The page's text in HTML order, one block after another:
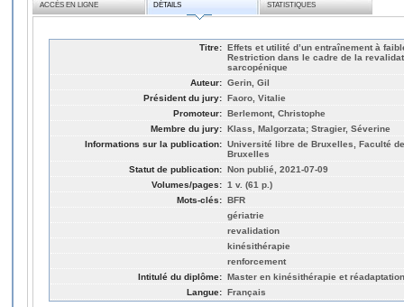
ACCÈS EN LIGNE DÉTAILS STATISTIQUES
Titre: Effets et utilité d’un entraînement à
Restriction dans le cadre de la
sarcopénique
Auteur: Gerin, Gil
Président du jury: Faoro, Vitalie
Promoteur: Berlemont, Christophe
Membre du jury: Klass, Malgorzata; Stragier, Séverine
Informations sur la publication: Université libre de Bruxelles, Faculté
Bruxelles
Statut de publication: Non publié, 2021-07-09
Volumes/pages: 1 v. (61 p.)
Mots-clés: BFR
gériatrie
revalidation
kinésithérapie
renforcement
Intitulé du diplôme: Master en kinésithérapie et réadaptation
Langue: Français